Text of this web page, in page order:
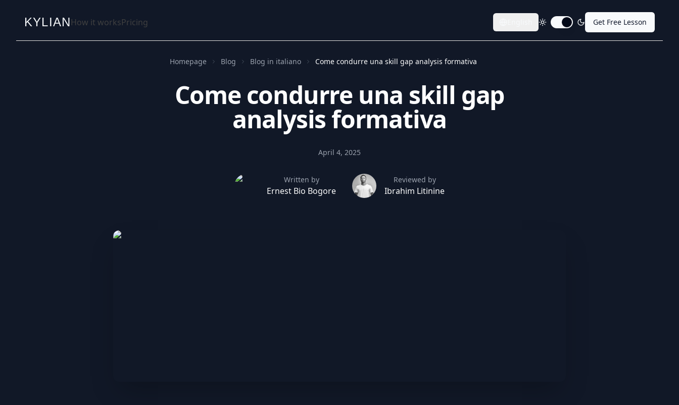
KYLIANHow it worksPricing Toggle dark modeGet Free Lesson
Homepage Blog Blog in italiano Come condurre una skill gap analysis formativa
Come condurre una skill gap
analysis formativa
April 4, 2025
Written by
Ernest Bio Bogore
Reviewed by
Ibrahim Litinine